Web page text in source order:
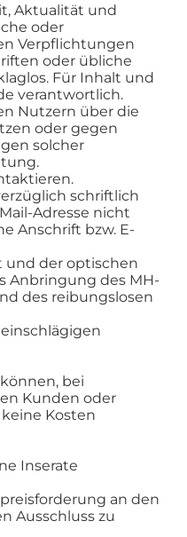
Aktualität und
oder
Verpflichtungen
oder übliche
Für Inhalt und
verantwortlich.
Nutzern über die
oder gegen
solcher
schriftlich
Adresse nicht
Anschrift bzw. E-
und der optischen
Anbringung des MH-
des reibungslosen
bei
Kunden oder
Kosten
Inserate
an den
Ausschluss zu